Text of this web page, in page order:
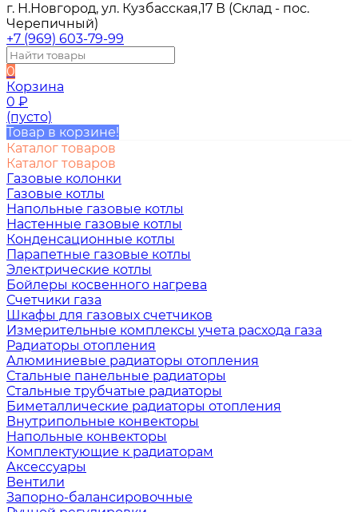
г. Н.Новгород, ул. Кузбасская,17 В (Склад - пос.
Черепичный)
+7 (969) 603-79-99
0
Корзина
0 ₽
(пусто)
Товар в корзине!
Каталог товаров
Каталог товаров
Газовые колонки
Газовые котлы
Напольные газовые котлы
Настенные газовые котлы
Конденсационные котлы
Парапетные газовые котлы
Электрические котлы
Бойлеры косвенного нагрева
Счетчики газа
Шкафы для газовых счетчиков
Измерительные комплексы учета расхода газа
Радиаторы отопления
Алюминиевые радиаторы отопления
Стальные панельные радиаторы
Стальные трубчатые радиаторы
Биметаллические радиаторы отопления
Внутрипольные конвекторы
Напольные конвекторы
Комплектующие к радиаторам
Аксессуары
Вентили
Запорно-балансировочные